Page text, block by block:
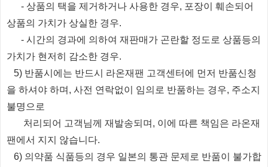
- 상품의 택을 제거하거나 사용한 경우, 포장이 훼손되어
상품의 가치가 상실한 경우.
- 시간의 경과에 의하여 재판매가 곤란할 정도로 상품등의
가치가 현저히 감소한 경우.
5) 반품시에는 반드시 라온재팬 고객센터에 먼저 반품신청
을 하셔야 하며, 사전 연락없이 임의로 반품하는 경우, 주소지
불명으로
처리되 어 고객님께 재발송되며, 이에 따른 책임은 라온재
팬에서 지지 않습니다.
6) 의약품 식품등의 경우 일본의 통관 문제로 반품이 불가합